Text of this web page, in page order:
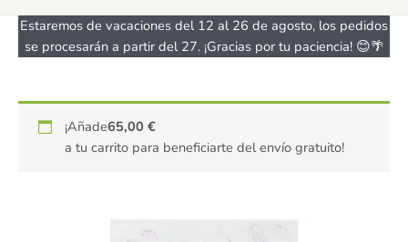
Estaremos de vacaciones del 12 al 26 de agosto, los pedidos
se procesarán a partir del 27. ¡Gracias por tu paciencia! 😊🌴
¡Añade65,00€
a tu carrito para beneficiarte del envío gratuito!
Proteina
de
patata